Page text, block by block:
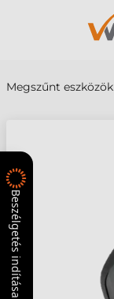
Megszűnt eszközök
Beszélgetés indítása